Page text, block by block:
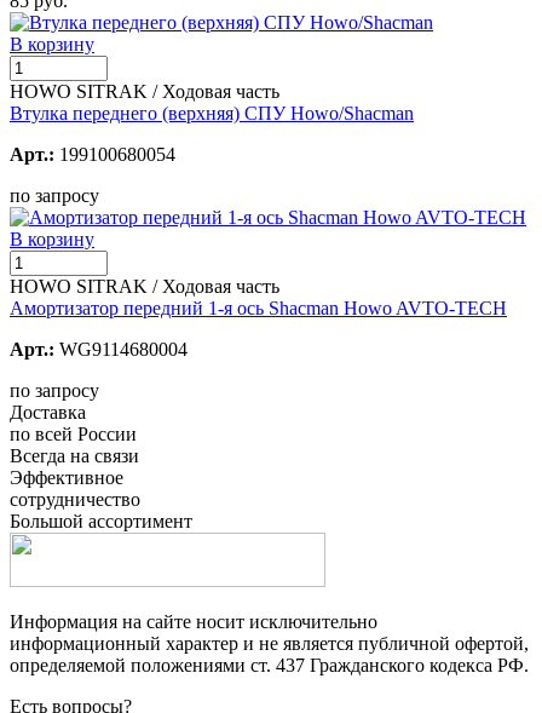
В корзину
HOWO SITRAK / Ходовая часть
Втулка переднего (верхняя) СПУ Howo/Shacman
Арт.: 199100680054
по запросу
В корзину
HOWO SITRAK / Ходовая часть
Амортизатор передний 1-я ось Shacman Howo AVTO-TECH
Арт.: WG9114680004
по запросу
Доставка
по всей России
Всегда на связи
Эффективное
сотрудничество
Большой ассортимент
Информация на сайте носит исключительно
информационный характер и не является публичной офертой,
определяемой положениями ст. 437 Гражданского кодекса РФ.
Есть вопросы?